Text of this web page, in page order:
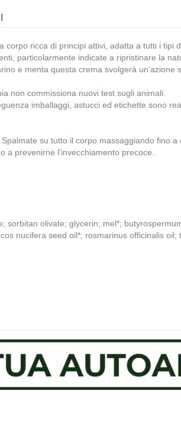
corpo ricca di principi attivi, adatta a tutti i tipi
particolarmente indicate a ripristinare la
e menta questa crema svolgerà un’azione
non commissiona nuovi test sugli animali.
imballaggi, astucci ed etichette sono
su tutto il corpo massaggiando fino
prevenirne l’invecchiamento precoce.
olivate; glycerin; mel*;
nucifera seed oil*; rosmarinus officinalis oil;